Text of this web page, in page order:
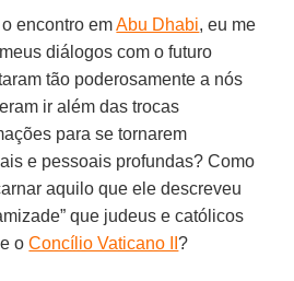
encontro emAbu Dhabi, eu me
diálogos com o futuro
tão poderosamente a nós
ir além das trocas
para se tornarem
e pessoais profundas? Como
aquilo que ele descreveu
que judeus e católicos
oConcílio Vaticano II?